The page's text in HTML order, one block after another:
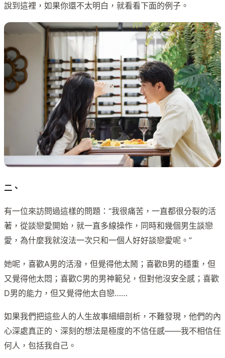
說到這裡，如果你還不太明白，就看看下面的例子。
二、
有一位來訪問過這樣的問題：“我很痛苦，一直都很分裂的活
著，從談戀愛開始，就一直多線操作，同時和幾個男生談戀
愛，為什麼我就沒法一次只和一個人好好談戀愛呢。”
她呢，喜歡A男的活潑，但覺得他太鬧；喜歡B男的穩重，但
又覺得他太悶；喜歡C男的男神範兒，但對他沒安全感；喜歡
D男的能力，但又覺得他太自戀……
如果我們把這些人的人生故事細細剖析，不難發現，他們的內
心深處真正的、深刻的想法是極度的不信任感——我不相信任
何人，包括我自己。